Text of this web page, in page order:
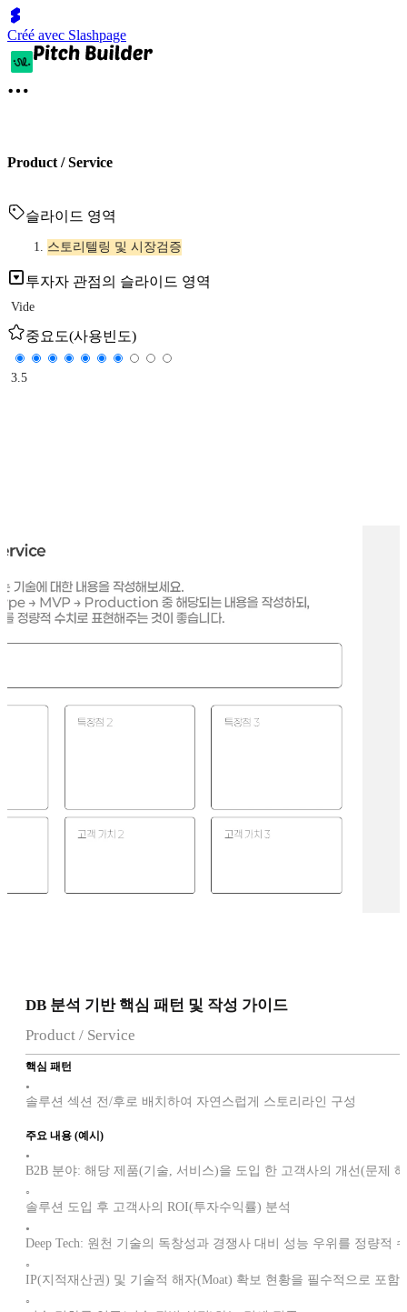
Créé avec Slashpage
Product / Service
슬라이드 영역
스토리텔링 및 시장검증
투자자 관점의 슬라이드 영역
Vide
중요도(사용빈도)
3.5
DB 분석 기반 핵심 패턴 및 작성 가이드
Product / Service
핵심 패턴
•
솔루션 섹션 전/후로 배치하여 자연스럽게 스토리라인 구성
주요 내용 (예시)
•
B2B 분야: 해당 제품(기술, 서비스)을 도입 한 고객사의 개선(문제
◦
솔루션 도입 후 고객사의 ROI(투자수익률) 분석
•
Deep Tech: 원천 기술의 독창성과 경쟁사 대비 성능 우위를 정량적
◦
IP(지적재산권) 및 기술적 해자(Moat) 확보 현황을 필수적으로 포함
◦